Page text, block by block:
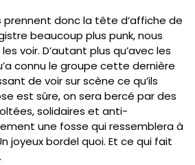
prennent donc la tête d’affiche de
beaucoup plus punk, nous
voir. D’autant plus qu’avec les
connu le groupe cette dernière
de voir sur scène ce qu’ils
est sûre, on sera bercé par des
solidaires et anti-
une fosse qui ressemblera à
joyeux bordel quoi. Et ce qui fait
.